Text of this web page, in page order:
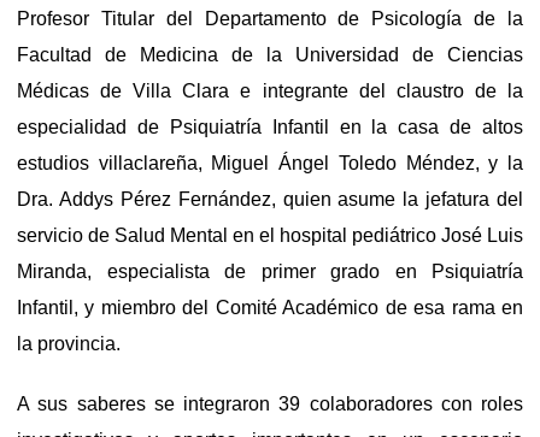
Profesor Titular del Departamento de Psicología de la
Facultad de Medicina de la Universidad de Ciencias
Médicas de Villa Clara e integrante del claustro de la
especialidad de Psiquiatría Infantil en la casa de altos
estudios villaclareña, Miguel Ángel Toledo Méndez, y la
Dra. Addys Pérez Fernández, quien asume la jefatura del
servicio de Salud Mental en el hospital pediátrico José Luis
Miranda, especialista de primer grado en Psiquiatría
Infantil, y miembro del Comité Académico de esa rama en
la provincia.
A sus saberes se integraron 39 colaboradores con roles